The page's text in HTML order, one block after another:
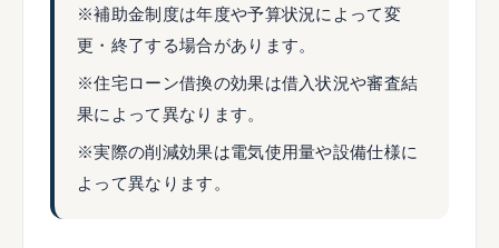
※補助金制度は年度や予算状況によって変
更・終了する場合があります。
※住宅ローン借換の効果は借入状況や審査結
果によって異なります。
※実際の削減効果は電気使用量や設備仕様に
よって異なります。